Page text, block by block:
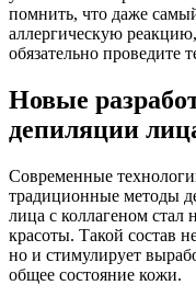
помнить, что даже
аллергическую
обязательно проведите
Новые
депиляции
Современные
традиционные методы
лица с коллагеном
красоты. Такой состав
но и стимулирует
общее состояние кожи.